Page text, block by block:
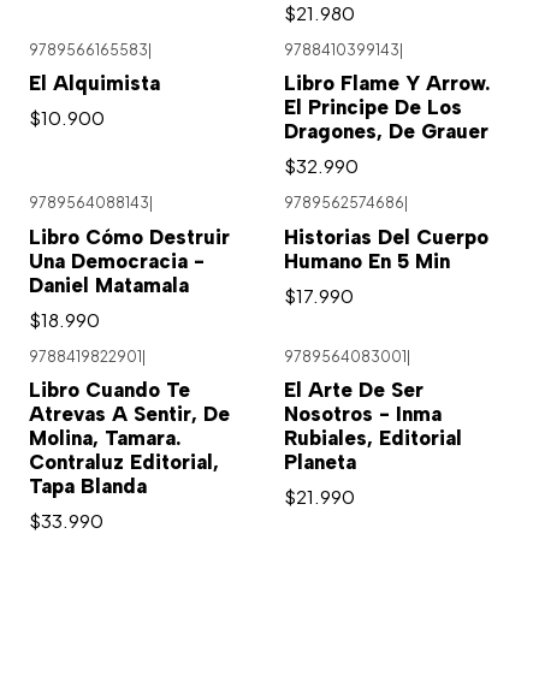
$21.980
9789566165583
El Alquimista
$10.900
9788410399143
Libro Flame Y Arrow.
El Principe De Los
Dragones, De Grauer
$32.990
9789564088143
Libro Cómo Destruir
Una Democracia -
Daniel Matamala
$18.990
9789562574686
Historias Del Cuerpo
Humano En 5 Min
$17.990
9788419822901
Libro Cuando Te
Atrevas A Sentir, De
Molina, Tamara.
Contraluz Editorial,
Tapa Blanda
$33.990
9789564083001
El Arte De Ser
Nosotros - Inma
Rubiales, Editorial
Planeta
$21.990